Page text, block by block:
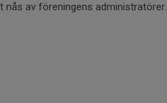
nås av föreningens administratörer.